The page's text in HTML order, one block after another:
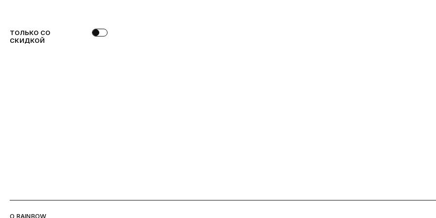
ТОЛЬКО СО
СКИДКОЙ
O RAINBOW